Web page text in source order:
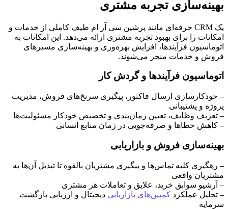
بهینه‌سازی تجربه مشتری
یک CRM حرفه‌ای مانند پرشین سی آر ام طیف کاملی از خدمات و
امکانات را برای بهبود تجربه مشتری ارائه می‌دهد. این امکانات به
اتوماسیون فرآیندها، افزایش بهره‌وری و بهینه‌سازی مسیرهای
فروش و خدمات منجر می‌شوند.
اتوماسیون فرآیندها و گردش کار
– خودکارسازی ارسال فاکتور، پیگیری سرنخ‌های فروش، مدیریت
پروژه و پشتیبانی
– تعریف وظایف، تعیین زمان‌بندی و تخصیص خودکار مسئولیت‌ها
– کاهش خطاها و صرفه‌جویی در زمان منابع انسانی
بهینه‌سازی فروش و بازاریابی
– رهگیری کلیه تماس‌ها و پیگیری مشتریان بالقوه تا تبدیل آن‌ها به
مشتریان واقعی
– آرشیو سوابق خرید، علایق و تعاملات هر مشتری
– تحلیل عملکرد کمپین‌های بازاریابی دیجیتال و ارزیابی بازگشت
سرمایه